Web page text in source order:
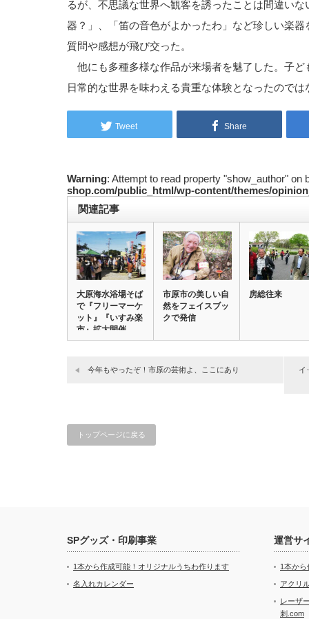
るが、不思議な世界へ観客を誘ったことは間違い
器？」、「笛の音色がよかったわ」など珍しい楽
質問や感想が飛び交った。
他にも多種多様な作品が来場者を魅了した。子
日常的な世界を味わえる貴重な体験となったのでは
Tweet Share
Warning: Attempt to read property "show_author" on
shop.com/public_html/wp-content/themes/
関連記事
大原海水浴場そば
で『フリーマーケ
ット』『いすみ楽
市』拡大開催
中！…
市原市の美しい自
然をフェイスブッ
クで発信
房総往来
今年もやったぞ！市原の芸術よ、ここにあり イ
トップページに戻る
SPグッズ・印刷事業
1本から作成可能！オリジナルうちわ作ります
名入れカレンダー
運営サ
1本か
アクリ
レーザ
刺.com